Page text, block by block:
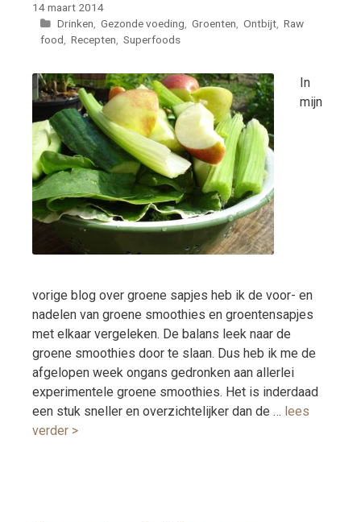
14 maart 2014
Categorieën
Drinken Gezonde voeding Groenten Ontbijt Raw
food
Recepten Superfoods
In
mijn
vorige blog over groene sapjes heb ik de voor- en
nadelen van groene smoothies en groentensapjes
met elkaar vergeleken. De balans leek naar de
groene smoothies door te slaan. Dus heb ik me de
afgelopen week ongans gedronken aan allerlei
experimentele groene smoothies. Het is inderdaad
een stuk sneller en overzichtelijker dan de … lees
verder >